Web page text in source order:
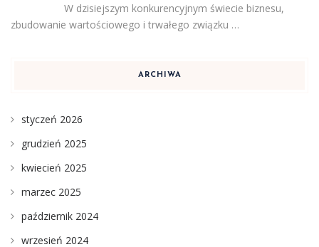
W dzisiejszym konkurencyjnym świecie biznesu,
zbudowanie wartościowego i trwałego związku …
ARCHIWA
styczeń 2026
grudzień 2025
kwiecień 2025
marzec 2025
październik 2024
wrzesień 2024